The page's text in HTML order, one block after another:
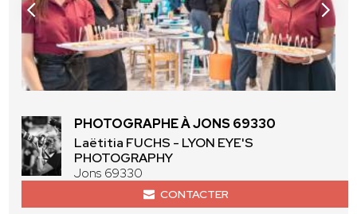
PHOTOGRAPHE À JONS 69330
Laëtitia FUCHS - LYON EYE'S
PHOTOGRAPHY
Jons 69330
CONTACTER